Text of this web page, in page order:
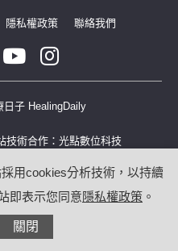
隱私權政策 聯絡我們
子 HealingDaily
技術合作： 光點數位科技
用cookies分析技術，以持續
即表示您同意隱私權政策 。
關閉